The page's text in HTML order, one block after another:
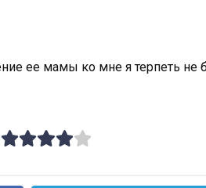
ее мамы ко мне я терпеть